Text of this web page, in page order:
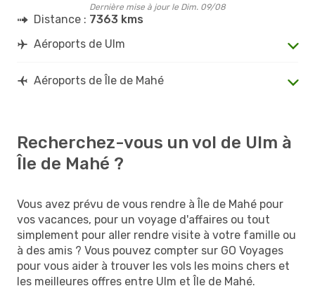
Dernière mise à jour le Dim. 09/08
Distance : 7363 kms
Aéroports de Ulm
Aéroports de Île de Mahé
Recherchez-vous un vol de Ulm à
Île de Mahé ?
Vous avez prévu de vous rendre à Île de Mahé pour
vos vacances, pour un voyage d'affaires ou tout
simplement pour aller rendre visite à votre famille ou
à des amis ? Vous pouvez compter sur GO Voyages
pour vous aider à trouver les vols les moins chers et
les meilleures offres entre Ulm et Île de Mahé.